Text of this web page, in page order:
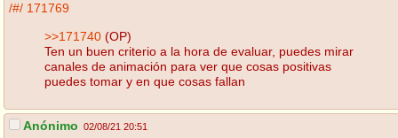
/#/ 171769
>>171740 (OP)
Ten un buen criterio a la hora de evaluar, puedes mirar
canales de animación para ver que cosas positivas
puedes tomar y en que cosas fallan
Anónimo 02/08/21 20:51